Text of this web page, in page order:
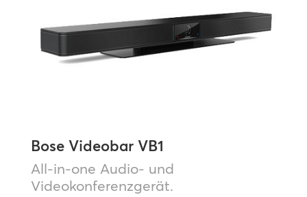
Bose Videobar VB1
All-in-one Audio- und
Videokonferenzgerät.